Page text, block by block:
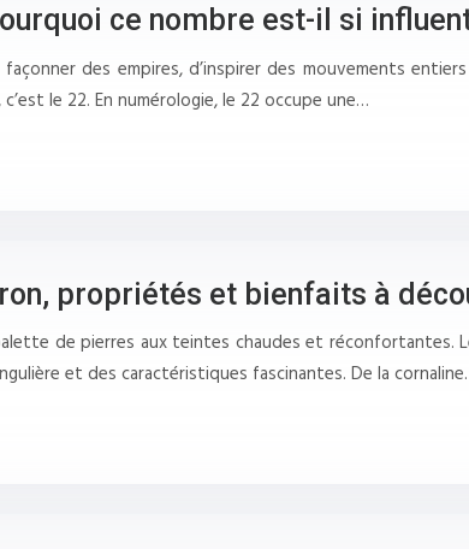
ce nombre est-il si
façonner des empires, d’inspirer des mouvements
le 22. En numérologie, le 22 occupe une…
propriétés et bienfaits à
de pierres aux teintes chaudes et réconfortantes.
et des caractéristiques fascinantes. De la